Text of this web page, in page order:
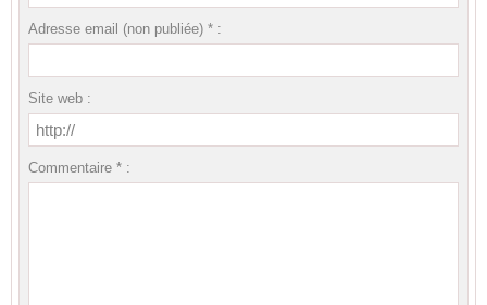
Adresse email (non publiée) * :
Site web :
Commentaire * :